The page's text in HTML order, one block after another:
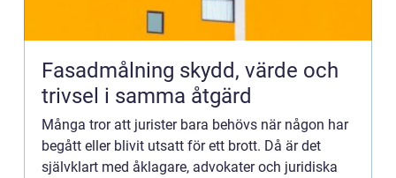
Fasadmålning skydd, värde och
trivsel i samma åtgärd
Många tror att jurister bara behövs när någon har
begått eller blivit utsatt för ett brott. Då är det
självklart med åklagare, advokater och juridiska